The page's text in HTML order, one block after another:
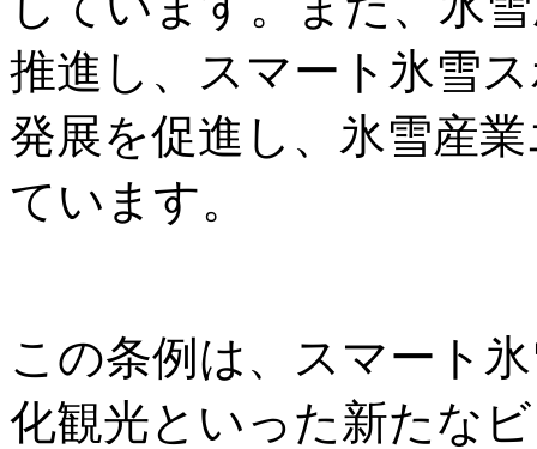
推進し、スマート氷雪
発展を促進し、氷雪産
ています。
この条例は、スマート
化観光といった新たな